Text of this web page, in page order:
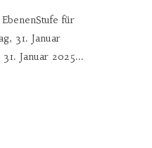
für
31. Januar
Januar 2025...